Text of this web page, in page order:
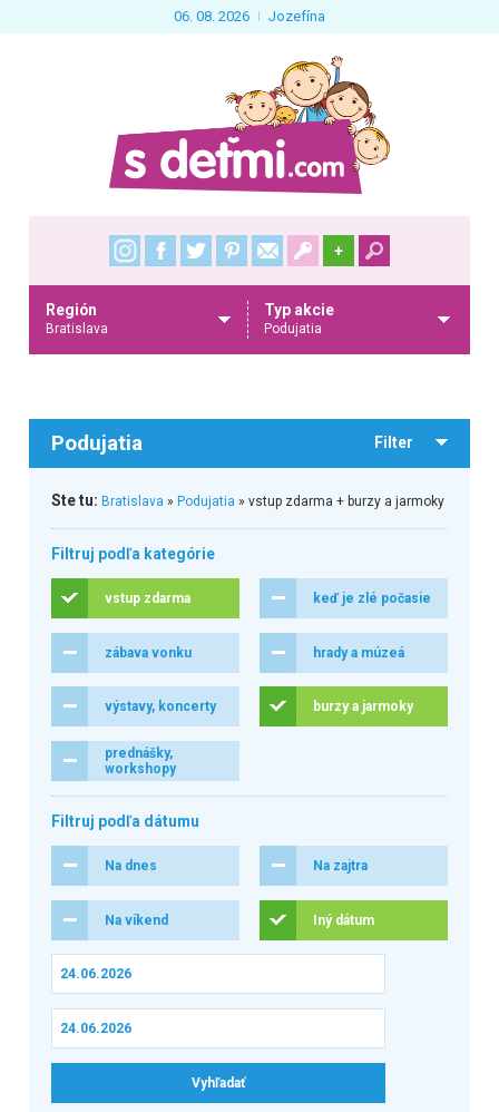
06. 08. 2026 Jozefína
+
Región
Bratislava
Typ akcie
Podujatia
Podujatia Filter
Ste tu: Bratislava » Podujatia » vstup zdarma + burzy a jarmoky
Filtruj podľa kategórie
vstup zdarma keď je zlé počasie
zábava vonku hrady a múzeá
výstavy, koncerty burzy a jarmoky
prednášky,
workshopy
Filtruj podľa dátumu
Na dnes Na zajtra
Na víkend Iný dátum